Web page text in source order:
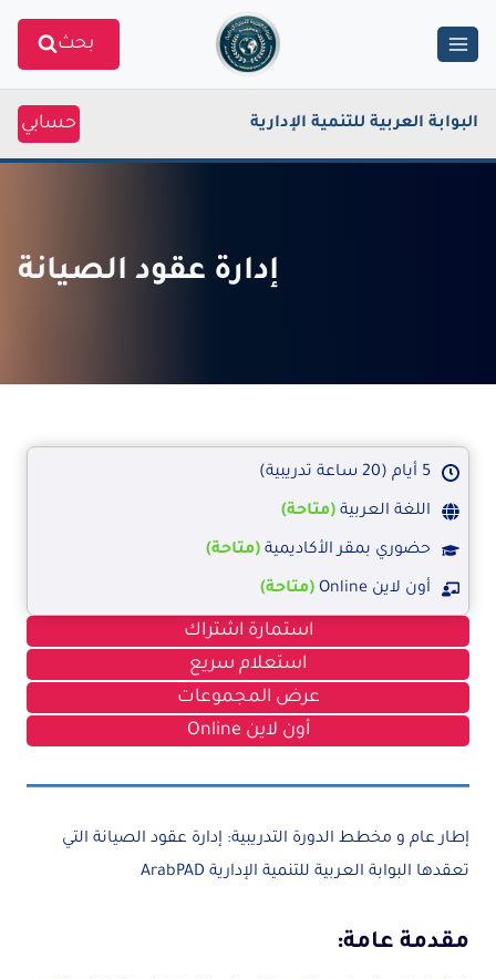
بحث
البوابة العربية للتنمية الإدارية حسابي
إدارة عقود الصيانة
5 أيام (20 ساعة تدريبية)
اللغة العربية (متاحة)
حضوري بمقر الأكاديمية (متاحة)
أون لاين Online (متاحة)
استمارة اشتراك
استعلام سريع
عرض المجموعات
أون لاين Online
إطار عام و مخطط الدورة التدريبية: إدارة عقود الصيانة التي
تعقدها البوابة العربية للتنمية الإدارية ArabPAD
مقدمة عامة: